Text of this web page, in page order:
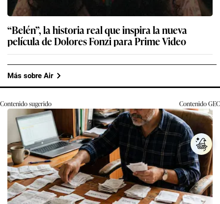
“Belén”, la historia real que inspira la nueva
película de Dolores Fonzi para Prime Video
Más sobre Air
Contenido sugerido ContenidoGEC